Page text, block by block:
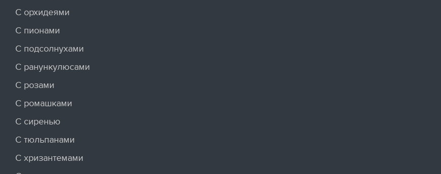
С орхидеями
С пионами
С подсолнухами
С ранункулюсами
С розами
С ромашками
С сиренью
С тюльпанами
С хризантемами